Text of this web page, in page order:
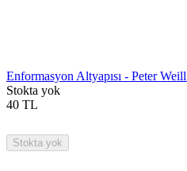
Enformasyon Altyapısı - Peter
Stokta yok
40 TL
Stokta yok